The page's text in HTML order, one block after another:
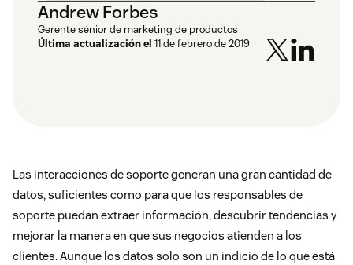
Andrew Forbes
Gerente sénior de marketing de productos
Última actualización el 11 de febrero de 2019
Las interacciones de soporte generan una gran cantidad de
datos, suficientes como para que los responsables de
soporte puedan extraer información, descubrir tendencias y
mejorar la manera en que sus negocios atienden a los
clientes. Aunque los datos solo son un indicio de lo que está